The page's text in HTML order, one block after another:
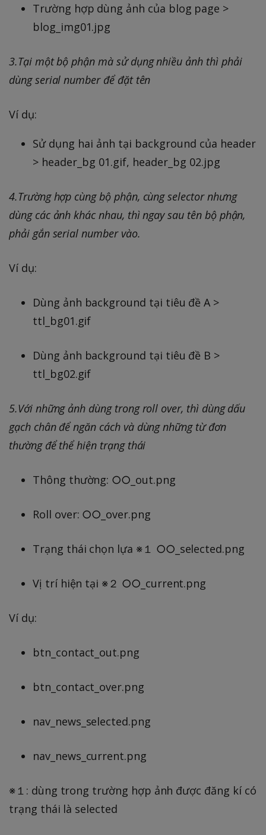
Trường hợp dùng ảnh của blog page >
blog_img01.jpg
3.Tại một bộ phận mà sử dụng nhiều ảnh thì phải
dùng serial number để đặt tên
Ví dụ:
Sử dụng hai ảnh tại background của header
> header_bg 01.gif, header_bg 02.jpg
4.Trường hợp cùng bộ phận, cùng selector nhưng
dùng các ảnh khác nhau, thì ngay sau tên bộ phận,
phải gắn serial number vào.
Ví dụ:
Dùng ảnh background tại tiêu đề A >
ttl_bg01.gif
Dùng ảnh background tại tiêu đề B >
ttl_bg02.gif
5.Với những ảnh dùng trong roll over, thì dùng dấu
gạch chân để ngăn cách và dùng những từ đơn
thường để thể hiện trạng thái
Thông thường: ○○_out.png
Roll over: ○○_over.png
Trạng thái chọn lựa ※１ ○○_selected.png
Vị trí hiện tại ※２ ○○_current.png
Ví dụ:
btn_contact_out.png
btn_contact_over.png
nav_news_selected.png
nav_news_current.png
※１: dùng trong trường hợp ảnh được đăng kí có
trạng thái là selected